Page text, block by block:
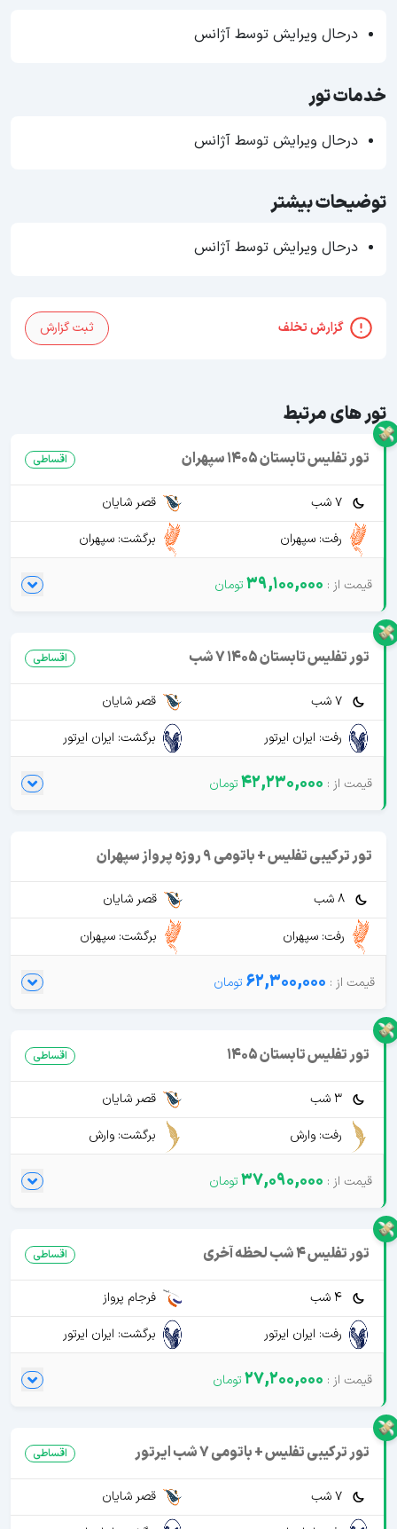
درحال ویرایش توسط آژانس
خدمات تور
درحال ویرایش توسط آژانس
توضیحات بیشتر
درحال ویرایش توسط آژانس
گزارش تخلف ثبت گزارش
تور های مرتبط
تور تفلیس تابستان 1405 سپهران اقساطی
7 شب
قصر شایان
رفت: سپهران
برگشت: سپهران
39,100,000
تور تفلیس تابستان 1405 7 شب اقساطی
7 شب
قصر شایان
رفت: ایران ایرتور
برگشت: ایران ایرتور
42,230,000
تور ترکیبی تفلیس + باتومی 9 روزه پرواز سپهران
8 شب
قصر شایان
رفت: سپهران
برگشت: سپهران
62,300,000
تور تفلیس تابستان 1405 اقساطی
3 شب
قصر شایان
رفت: وارش
برگشت: وارش
37,090,000
تور تفلیس 4 شب لحظه آخری اقساطی
4 شب
فرجام پرواز
رفت: ایران ایرتور
برگشت: ایران ایرتور
27,200,000
تور ترکیبی تفلیس + باتومی 7 شب ایرتور اقساطی
7 شب
قصر شایان